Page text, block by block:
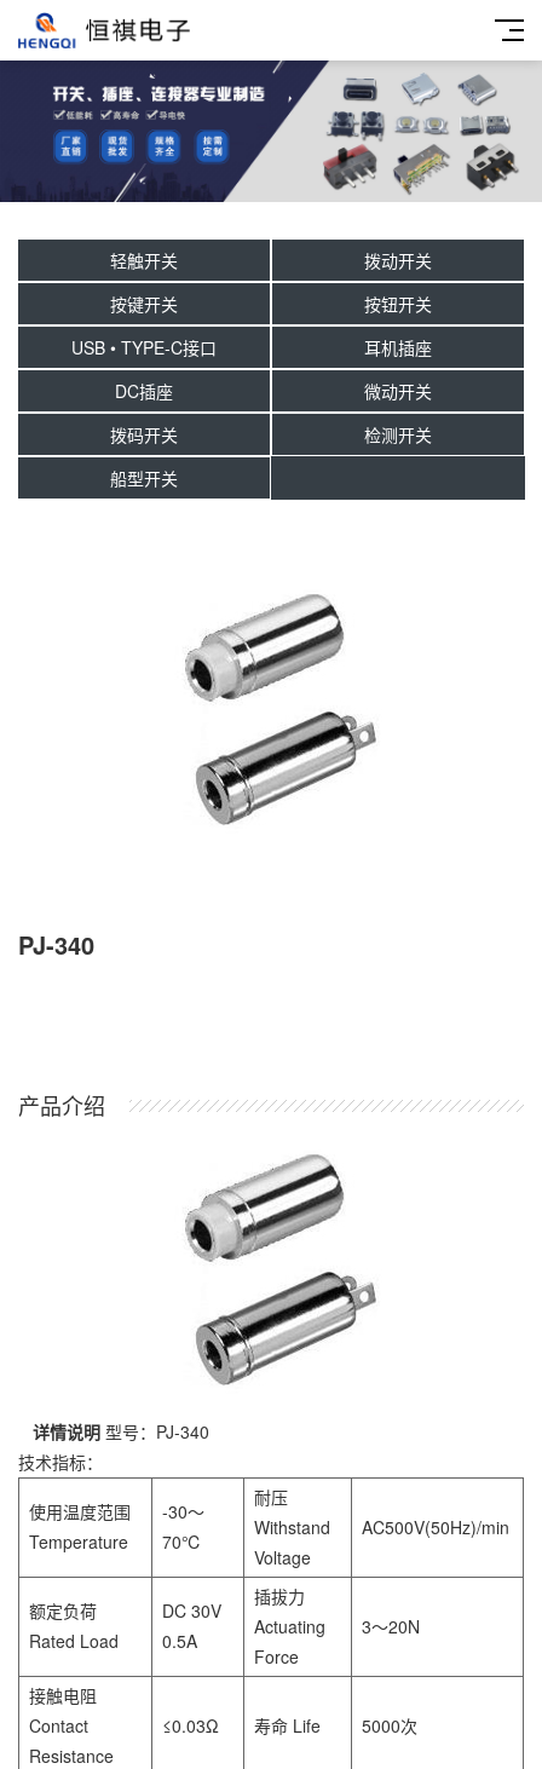
轻触开关
拨动开关
按键开关
按钮开关
USB • TYPE-C接口
耳机插座
DC插座
微动开关
拨码开关
检测开关
船型开关
PJ-340
产品介绍
详情说明 型号：PJ-340
技术指标：
使用温度范围
Temperature
-30～
70℃
耐压
Withstand
Voltage
AC500V(50Hz)/min
额定负荷
Rated Load
DC 30V
0.5A
插拔力
Actuating
Force
3～20N
接触电阻
Contact
Resistance
≤0.03Ω 寿命 Life 5000次